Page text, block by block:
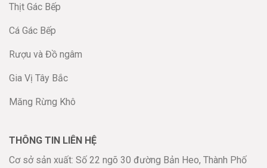
Thịt Gác Bếp
Cá Gác Bếp
Rượu và Đồ ngâm
Gia Vị Tây Bắc
Măng Rừng Khô
THÔNG TIN LIÊN HỆ
Cơ sở sản xuất: Số 22 ngõ 30 đường Bản Heo, Thành Phố